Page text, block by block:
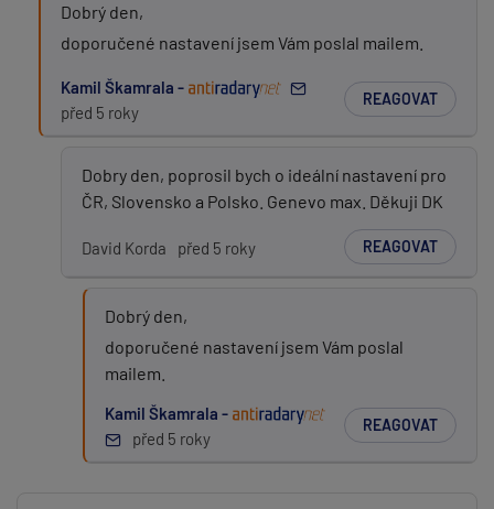
Dobrý den,
doporučené nastavení jsem Vám poslal mailem.
Kamil Škamrala -
před 5 roky
REAGOVAT
Dobry den, poprosil bych o ideální nastavení pro
ČR, Slovensko a Polsko. Genevo max. Děkuji DK
David Korda před 5 roky REAGOVAT
Dobrý den,
doporučené nastavení jsem Vám poslal
mailem.
Kamil Škamrala -
před 5 roky
REAGOVAT